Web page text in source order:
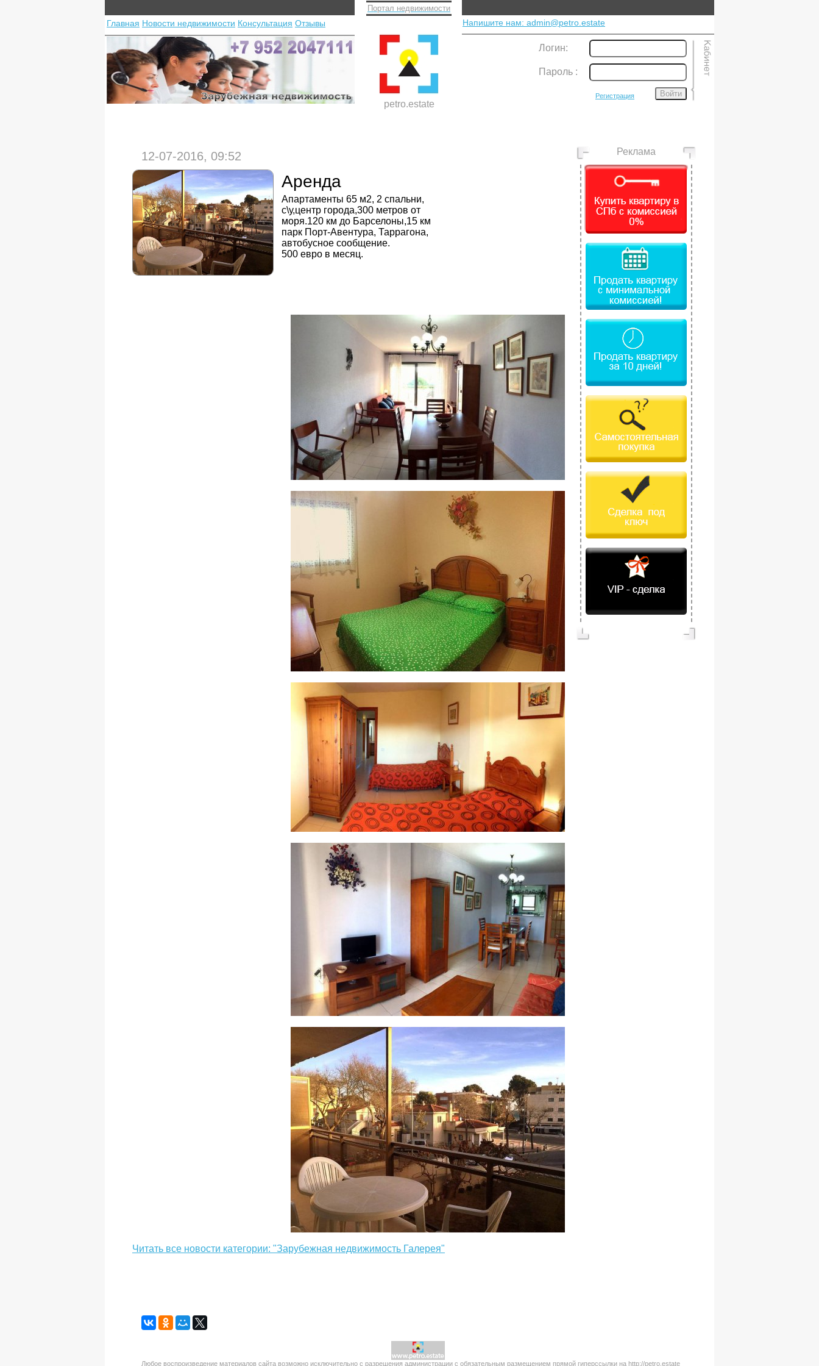
Главная Новости недвижимости Консультация Отзывы
Портал недвижимости
petro.estate
Напишите нам: admin@petro.estate
Логин:
Пароль :
Регистрация Войти
12-07-2016, 09:52
Аренда
Апартаменты 65 м2, 2 спальни,
с\у,центр города,300 метров от
моря.120 км до Барселоны,15 км
парк Порт-Авентура, Таррагона,
автобусное сообщение.
500 евро в месяц.
Читать все новости категории: "Зарубежная недвижимость Галерея"
Реклама
Любое воспроизведение материалов сайта возможно исключительно с разрешения администрации с обязательным размещением прямой гиперссылки на http://petro.estate